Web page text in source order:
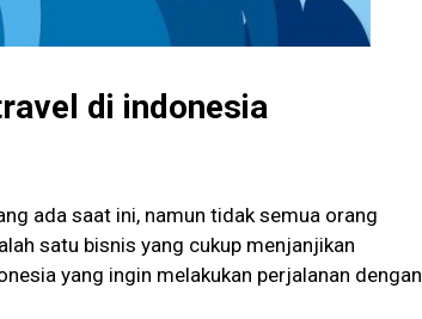
di indonesia
ada saat ini, namun tidak semua orang
satu bisnis yang cukup menjanjikan
yang ingin melakukan perjalanan dengan